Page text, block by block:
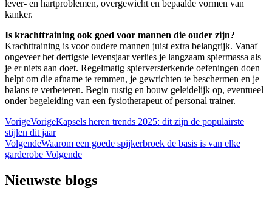
lever- en hartproblemen, overgewicht en bepaalde vormen van
kanker.
Is krachttraining ook goed voor mannen die ouder zijn?
Krachttraining is voor oudere mannen juist extra belangrijk. Vanaf
ongeveer het dertigste levensjaar verlies je langzaam spiermassa als
je er niets aan doet. Regelmatig spierversterkende oefeningen doen
helpt om die afname te remmen, je gewrichten te beschermen en je
balans te verbeteren. Begin rustig en bouw geleidelijk op, eventueel
onder begeleiding van een fysiotherapeut of personal trainer.
VorigeVorigeKapsels heren trends 2025: dit zijn de populairste
stijlen dit jaar
VolgendeWaarom een goede spijkerbroek de basis is van elke
garderobe Volgende
Nieuwste blogs